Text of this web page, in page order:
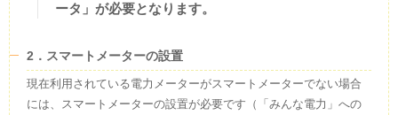
ータ」が必要となります。
2．スマートメーターの設置
現在利用されている電力メーターがスマートメーターでない場合
には、スマートメーターの設置が必要です（「みんな電力」への